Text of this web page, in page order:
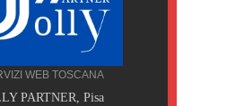
WEB TOSCANA
PARTNER, Pisa